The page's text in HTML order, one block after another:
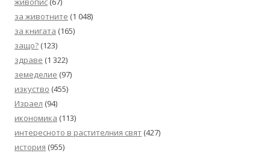
за животните (1 048)
за книгата (165)
защо? (123)
здраве (1 322)
земеделие (97)
изкуство (455)
Израел (94)
икономика (113)
интересното в растителния свят (427)
история (955)